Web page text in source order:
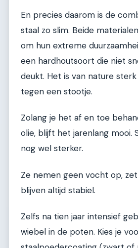
En precies daarom is de
staal zo slim. Beide
om hun extreme
een hardhoutsoort die niet
deukt. Het is van nature
tegen een stootje.
Zolang je het af en toe
olie, blijft het jarenlang mooi.
nog wel sterker.
Ze nemen geen vocht op,
blijven altijd stabiel.
Zelfs na tien jaar intensief
wiebel in de poten. Kies je